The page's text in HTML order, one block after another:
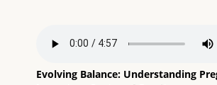
Evolving Balance: Understanding